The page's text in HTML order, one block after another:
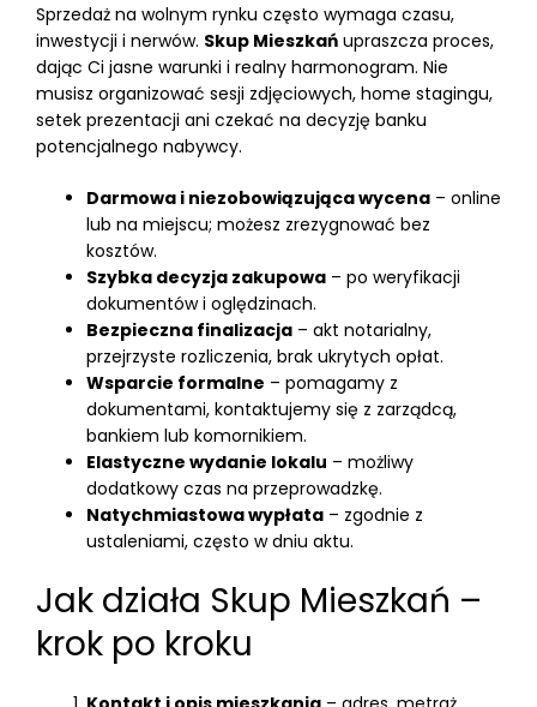
Sprzedaż na wolnym rynku często wymaga czasu,
inwestycji i nerwów. Skup Mieszkań upraszcza proces,
dając Ci jasne warunki i realny harmonogram. Nie
musisz organizować sesji zdjęciowych, home stagingu,
setek prezentacji ani czekać na decyzję banku
potencjalnego nabywcy.
Darmowa i niezobowiązująca wycena – online
lub na miejscu; możesz zrezygnować bez
kosztów.
Szybka decyzja zakupowa – po weryfikacji
dokumentów i oględzinach.
Bezpieczna finalizacja – akt notarialny,
przejrzyste rozliczenia, brak ukrytych opłat.
Wsparcie formalne – pomagamy z
dokumentami, kontaktujemy się z zarządcą,
bankiem lub komornikiem.
Elastyczne wydanie lokalu – możliwy
dodatkowy czas na przeprowadzkę.
Natychmiastowa wypłata – zgodnie z
ustaleniami, często w dniu aktu.
Jak działa Skup Mieszkań –
krok po kroku